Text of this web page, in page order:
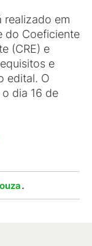
realizado em
do Coeficiente
(CRE) e
e
edital. O
dia 16 de
.